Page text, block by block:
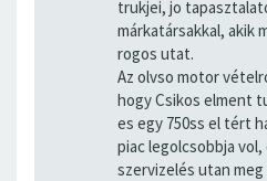
trukjei, jo
márkatársakkal, akik
rogos utat.
Az olvso motor
hogy Csikos elment
es egy 750ss el tért
piac legolcsobbja
szervizelés utan